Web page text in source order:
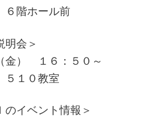
階ホール前
明会＞
金） １６：５０～
１０教室
のイベント情報＞